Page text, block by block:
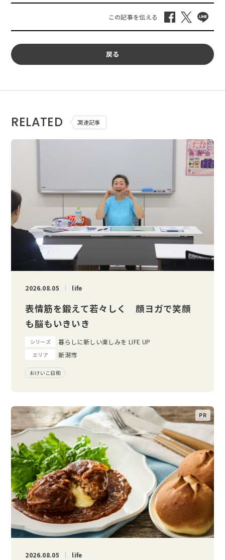
戻る
RELATED 関連記事
2026.08.05 life
表情筋を鍛えて若々しく 顔ヨガで笑顔
も脳もいきいき
シリーズ 暮らしに新しい楽しみを LIFE UP
エリア 新潟市
おけいこ日和
2026.08.05 life